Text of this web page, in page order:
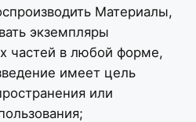
Материалы,
экземпляры
частей в любой форме,
имеет цель
или